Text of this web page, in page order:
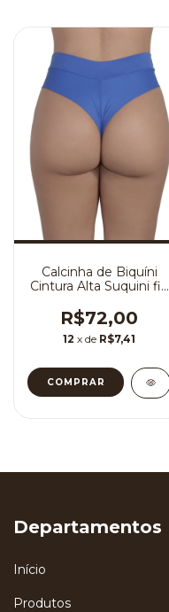
Calcinha de Biquíni
Cintura Alta Suquini fio
R$72,00
12 x de R$7,41
COMPRAR
Departamentos
Início
Produtos